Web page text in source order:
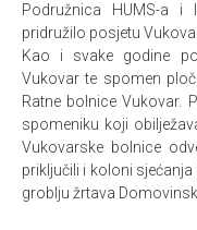
Podružnica HUMS-a
pridružilo posjetu
Kao i svake godine
Vukovar te spomen
Ratne bolnice Vukovar.
spomeniku koji
Vukovarske bolnice
priključili i koloni
groblju žrtava